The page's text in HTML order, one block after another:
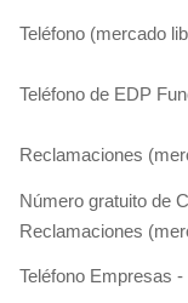
Teléfono (mercado
Teléfono de EDP
Reclamaciones
Número gratuito de
Reclamaciones
Teléfono Empresas -